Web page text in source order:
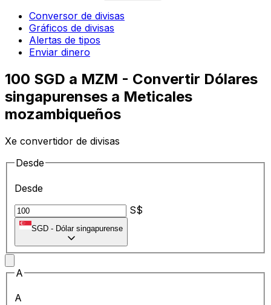
Conversor de divisas
Gráficos de divisas
Alertas de tipos
Enviar dinero
100 SGD a MZM - Convertir Dólares
singapurenses a Meticales
mozambiqueños
Xe convertidor de divisas
Desde
Desde
S$
SGD - Dólar singapurense
A
A